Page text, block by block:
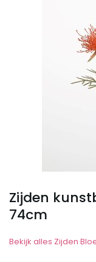
Zijden
74cm
Bekijk alles Zijden